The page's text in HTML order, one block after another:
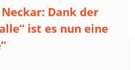
Dank der
ist es nun eine